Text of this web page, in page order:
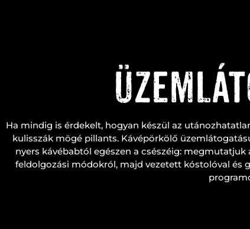
Ha mindig is érdekelt, hogyan készül az
kulisszák mögé pillants. Kávépörkölő
nyers kávébabtól egészen a csészéig:
feldolgozási módokról, majd vezetett kóstolóval és